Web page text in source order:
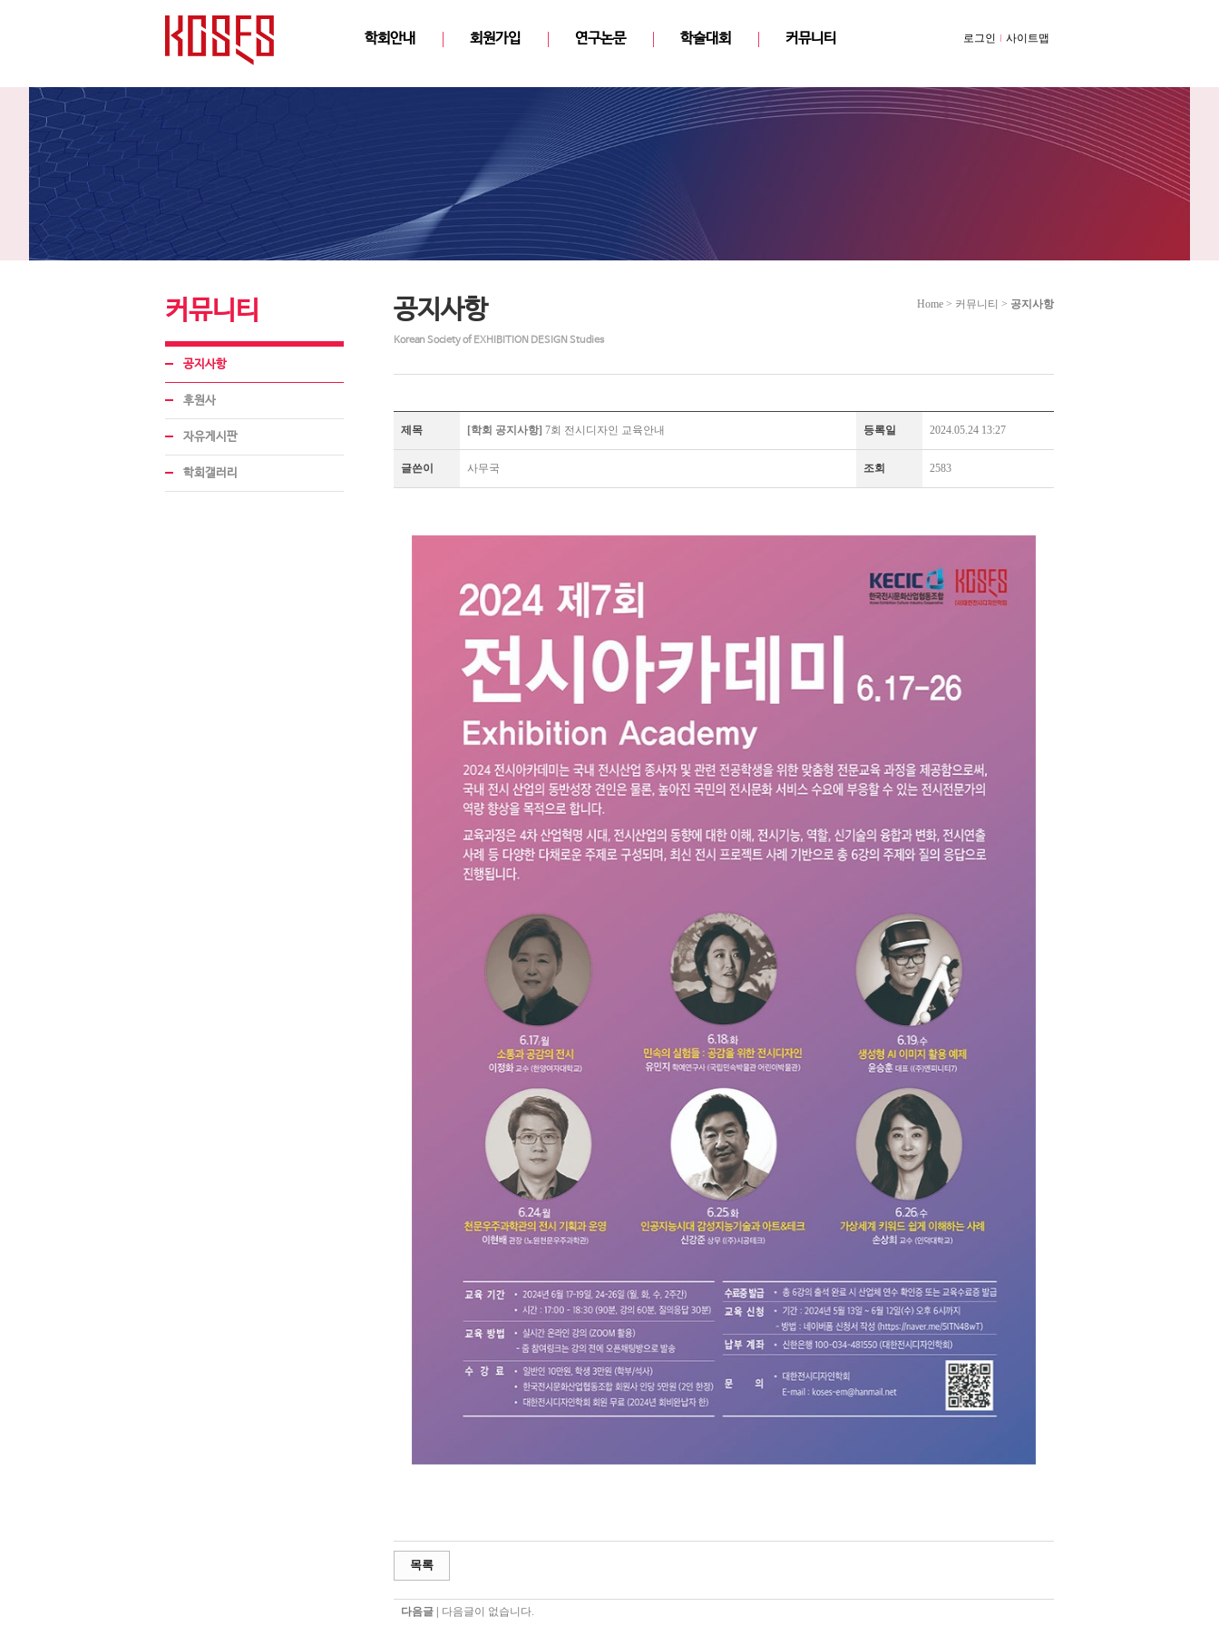
로그인 사이트맵
학회안내 회원가입 연구논문 학술대회 커뮤니티
커뮤니티
공지사항
후원사
자유게시판
학회갤러리
공지사항
Korean Society of EXHIBITION DESIGN Studies
Home > 커뮤니티 > 공지사항
제목 [학회 공지사항] 7회 전시디자인 교육안내 등록일 2024.05.24 13:27
글쓴이 사무국 조회 2583
목록
다음글 | 다음글이 없습니다.